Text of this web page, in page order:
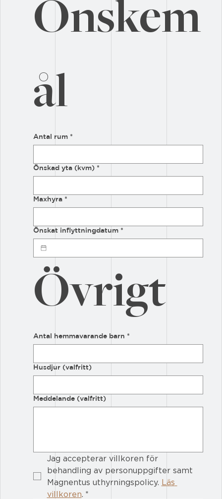
Önskem
ål
Antal rum *
Önskad yta (kvm) *
Maxhyra *
Önskat inflyttningdatum *
Övrigt
Antal hemmavarande barn *
Husdjur (valfritt)
Meddelande (valfritt)
Jag accepterar villkoren för
behandling av personuppgifter samt
Magnentus uthyrningspolicy. Läs
villkoren. *